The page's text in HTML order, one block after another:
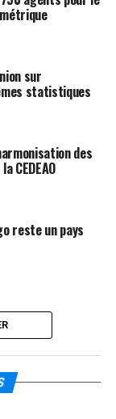
sur
statistiques
des
CEDEAO
reste un pays